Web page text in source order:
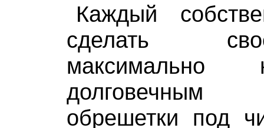
Каждый
сделать
обрешетки под